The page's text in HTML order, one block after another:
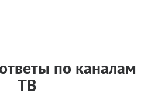
по каналам
ТВ